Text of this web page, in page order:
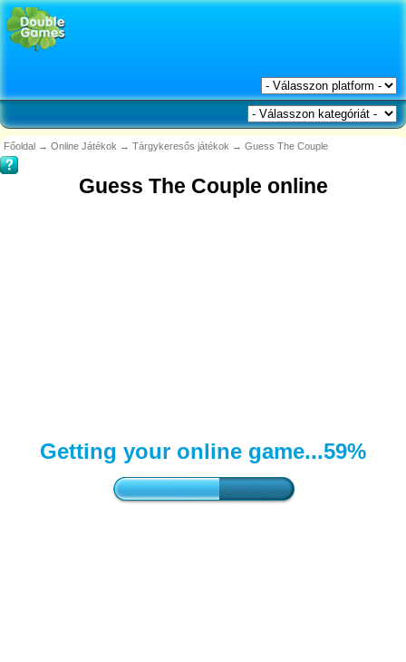
Főoldal → Online Játékok → Tárgykeresős játékok → Guess The Couple
Guess The Couple online
Getting your online game...59%